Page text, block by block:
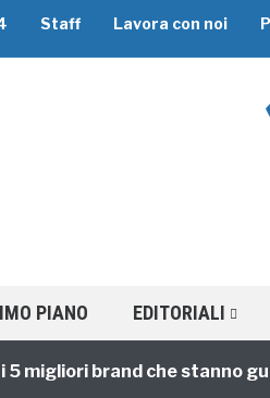
Staff Lavora con noi
PIANO EDITORIALI
brand che stanno